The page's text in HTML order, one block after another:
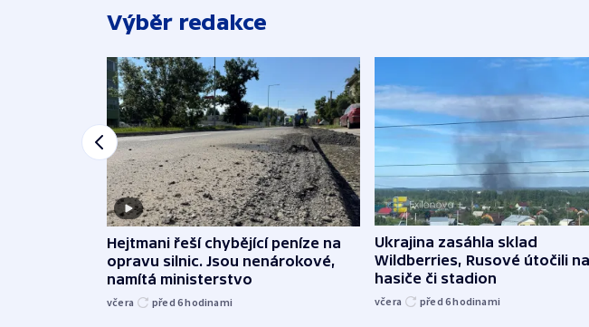
Výběr redakce
Hejtmani řeší chybějící peníze na
opravu silnic. Jsou nenárokové,
namítá ministerstvo
včera před 6hodinami
Ukrajina zasáhla sklad
Wildberries, Rusové útočili
hasiče či stadion
včera před 6hodinami